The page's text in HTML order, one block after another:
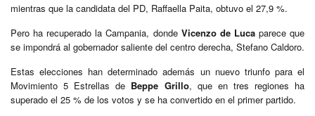
mientras que la candidata del PD, Raffaella Paita, obtuvo el 27,9 %.
Pero ha recuperado la Campania, donde Vicenzo de Lucaparece que
se impondrá al gobernador saliente del centro derecha, Stefano Caldoro.
Estas elecciones han determinado además un nuevo triunfo para el
Movimiento 5 Estrellas de Beppe Grillo, que en tres regiones ha
superado el 25 % de los votos y se ha convertido en el primer partido.